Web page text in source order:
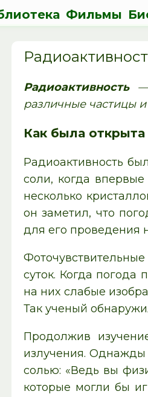
Фильмы
Радиоактивность—
различные частицы
Как была
Радиоактивность
соли, когда
несколько
он заметил, что
для его проведения
суток. Когда погода
на них слабые
Так ученый
Продолжив
излучения. Однажды
солью: «Ведь вы
которые могли бы